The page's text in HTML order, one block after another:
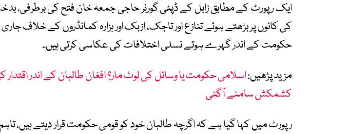
ایک رپورٹ کے مطابق زابل کے ڈپٹی گورنر حاجی جمعہ خان فتح کی برطرفی،
کی کانوں پر بڑھتے ہوئے تنازع اور تاجک، ازبک اور ہزارہ کمانڈروں کے خلاف جاری
حکومت کے اندر گہرے ہوتے نسلی اختلافات کی عکاسی کرتی ہیں۔
مزید پڑھیں:اسلامی حکومت یا وسائل کی لوٹ مار؟ افغان طالبان کے اندر اقتدار
کشمکش سامنے آگئی
رپورٹ میں کہا گیا ہے کہ اگرچہ طالبان خود کو قومی حکومت قرار دیتے ہیں،